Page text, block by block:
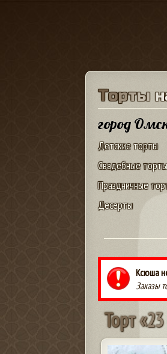
Торты н
город
Детские торты
Свадебные торты
Праздничные
Десерты
Ксюша
Заказы
Торт«23